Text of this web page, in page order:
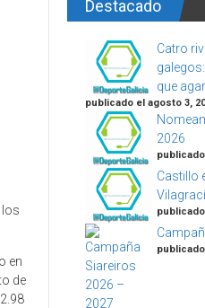
los
en
de
Destacado
Catro
que
publicado el agosto 3,
2026
Castillo